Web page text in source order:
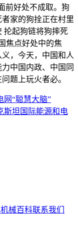
前好处不成取。狗
家的狗拴正在村里
抡起狗链将狗摔死
焦点好处中的焦
，今天，中国和人
中国内政、中国同
题上玩火者必。
网“聪慧大脑”
斯坦国际能源和电
机械百科联系我们